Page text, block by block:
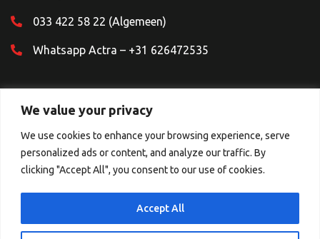
We value your privacy
We use cookies to enhance your browsing experience, serve
personalized ads or content, and analyze our traffic. By
clicking "Accept All", you consent to our use of cookies.
Accept All
033 422 58 22 (Algemeen)
Whatsapp Actra – +31 626472535
Sociale Media